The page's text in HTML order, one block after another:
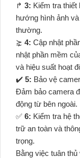
️↱ 3: Kiểm tra thiết
hướng hình ảnh
thường.
⋩ 4: Cập nhật
nhật phần mềm
và hiệu suất hoạt
✔️ 5: Bảo vệ
Đảm bảo camera
động từ bên ngoài.
️✅ 6: Kiểm tra hệ
trữ an toàn và
trọng.
Bằng việc tuân